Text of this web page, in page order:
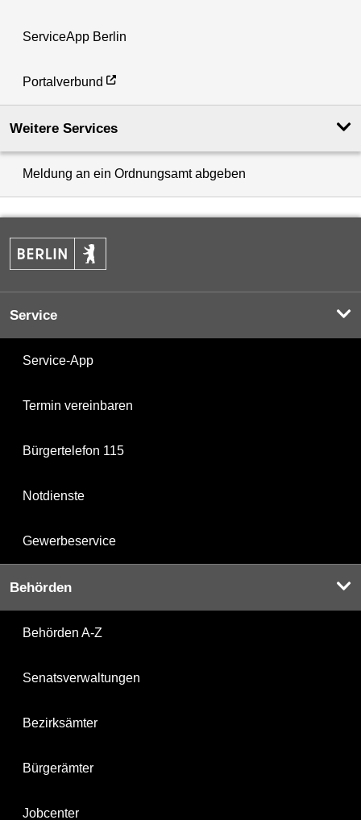
ServiceApp Berlin
Portalverbund
Weitere Services
Meldung an ein Ordnungsamt abgeben
Service
Service-App
Termin vereinbaren
Bürgertelefon 115
Notdienste
Gewerbeservice
Behörden
Behörden A-Z
Senatsverwaltungen
Bezirksämter
Bürgerämter
Jobcenter